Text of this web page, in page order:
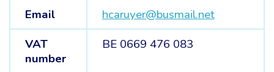
Email
hcaruyer@busmail.net
VAT
number
BE 0669 476 083